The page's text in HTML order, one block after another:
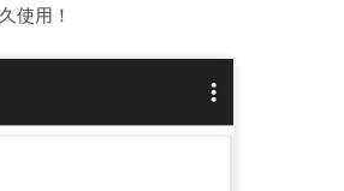
使用！